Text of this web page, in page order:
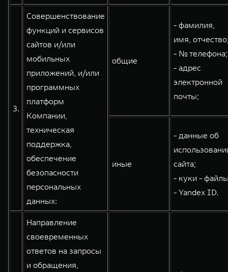
3.
Совершенствование
функций и сервисов
сайтов и/или
мобильных
приложений, и/или
программных
платформ
Компании,
техническая
поддержка,
обеспечение
безопасности
персональных
данных:
общие
- фамилия,
имя,
- № телефона;
- адрес
электронной
почты;
иные
- данные об
сайта;
- куки -
- Yandex ID.
Направление
своевременных
ответов на запросы
и обращения,